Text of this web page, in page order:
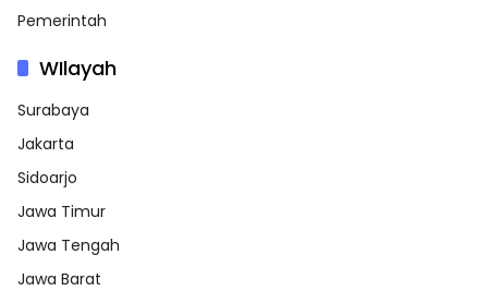
Pemerintah
WIlayah
Surabaya
Jakarta
Sidoarjo
Jawa Timur
Jawa Tengah
Jawa Barat